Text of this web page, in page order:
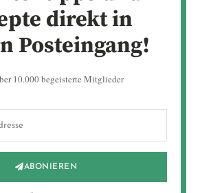
direkt in
Posteingang!
10.000 begeisterte Mitglieder
ABONIEREN